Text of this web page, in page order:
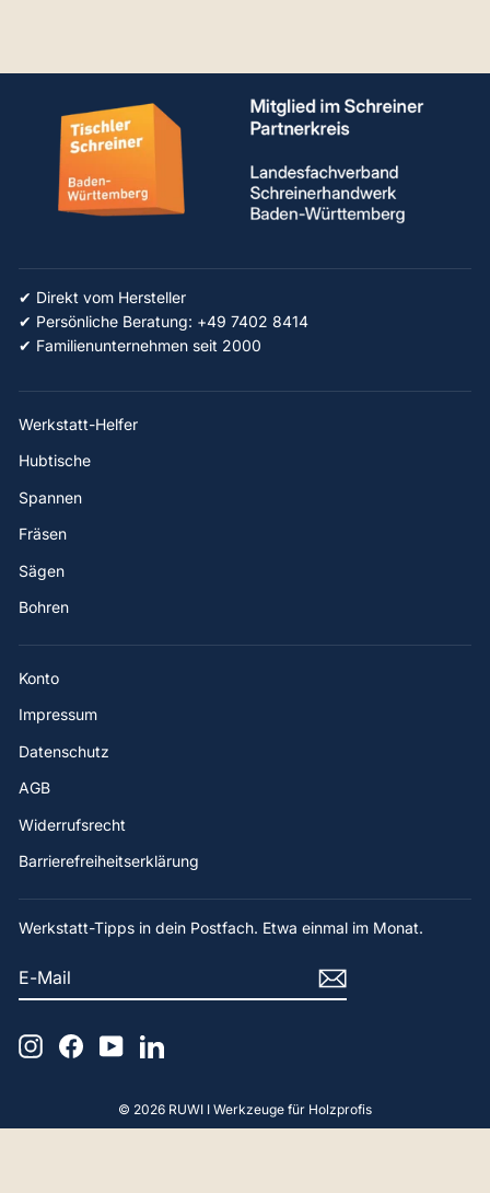
✔ Direkt vom Hersteller
✔ Persönliche Beratung: +49 7402 8414
✔ Familienunternehmen seit 2000
Werkstatt-Helfer
Hubtische
Spannen
Fräsen
Sägen
Bohren
Konto
Impressum
Datenschutz
AGB
Widerrufsrecht
Barrierefreiheitserklärung
Werkstatt-Tipps in dein Postfach. Etwa einmal im Monat.
MAIL
InstagramFacebook
YouTubeLinkedIn
© 2026 RUWI I Werkzeuge für Holzprofis